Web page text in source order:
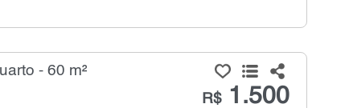
- 60 m²
R$1.500